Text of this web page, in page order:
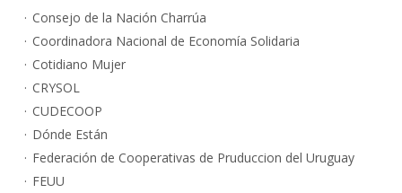
Consejo de la Nación Charrúa
Coordinadora Nacional de Economía Solidaria
Cotidiano Mujer
CRYSOL
CUDECOOP
Dónde Están
Federación de Cooperativas de Pruduccion del Uruguay
FEUU